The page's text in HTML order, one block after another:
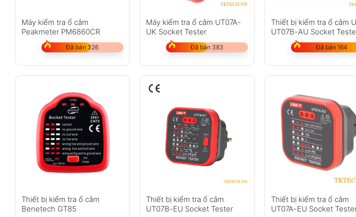
Máy kiểm tra ổ cắm
Peakmeter PM6860CR
Đã bán 326
Máy kiểm tra ổ cắm UT07A-
UK Socket Tester
Đã bán 383
Thiết bị kiểm tra ổ cắm
UT07B-AU Socket
Đã bán 164
Thiết bị kiểm tra ổ cắm
Benetech GT85
Thiết bị kiểm tra ổ cắm
UT07B-EU Socket Tester
Thiết bị kiểm tra ổ cắm
UT07A-EU Socket